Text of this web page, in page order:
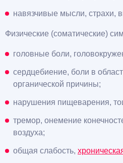
навязчивые мысли, страхи,
Физические (соматические)
головные боли,
сердцебиение, боли в
органической причины;
нарушения пищеварения,
тремор, онемение
воздуха;
общая слабость,